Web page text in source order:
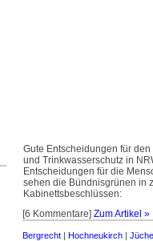
Gute Entscheidungen für
und Trinkwasserschutz in
Entscheidungen für die
sehen die Bündnisgrünen in
Kabinettsbeschlüssen:
[6 Kommentare] Zum Artikel »
Bergrecht | Hochneukirch |